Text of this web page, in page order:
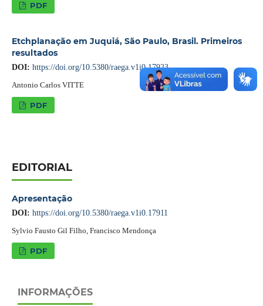
PDF
Etchplanação em Juquiá, São Paulo, Brasil. Primeiros
resultados
DOI: https://doi.org/10.5380/raega.v1i0.17923
Antonio Carlos VITTE
PDF
EDITORIAL
Apresentação
DOI: https://doi.org/10.5380/raega.v1i0.17911
Sylvio Fausto Gil Filho, Francisco Mendonça
PDF
INFORMAÇÕES